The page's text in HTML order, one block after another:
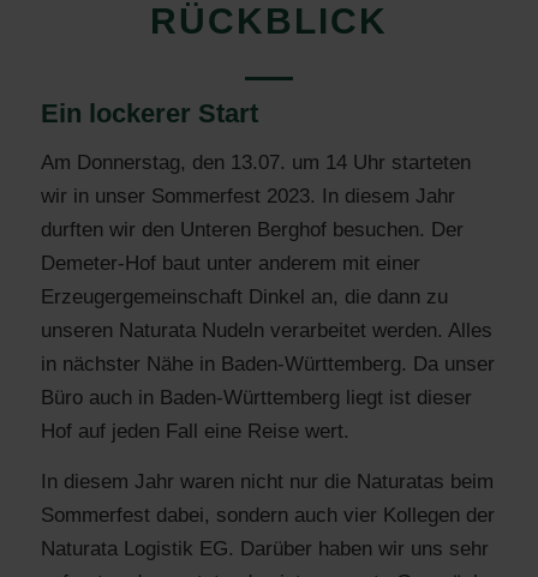
RÜCKBLICK
Ein lockerer Start
Am Donnerstag, den 13.07. um 14 Uhr starteten
wir in unser Sommerfest 2023. In diesem Jahr
durften wir den Unteren Berghof besuchen. Der
Demeter-Hof baut unter anderem mit einer
Erzeugergemeinschaft Dinkel an, die dann zu
unseren Naturata Nudeln verarbeitet werden. Alles
in nächster Nähe in Baden-Württemberg. Da unser
Büro auch in Baden-Württemberg liegt ist dieser
Hof auf jeden Fall eine Reise wert.
In diesem Jahr waren nicht nur die Naturatas beim
Sommerfest dabei, sondern auch vier Kollegen der
Naturata Logistik EG. Darüber haben wir uns sehr